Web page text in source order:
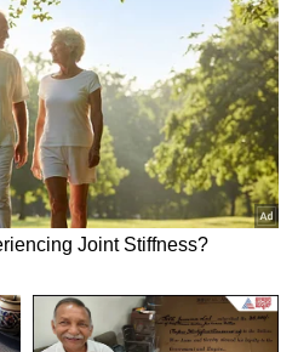
ಬಯಸುವ ಅಭ್ಯರ್ಥಿಗಳು
ಎಂಬುದು ಮುಖ್ಯವಲ್ಲ.
ಜ್ಞಾನ, ತಾಂತ್ರಿಕ ಸಾಮರ್ಥ್ಯ
ಎಂಬುದರ ಆಧಾರದ
ಪ್ರಕ್ರಿಯೆ ನಡೆಯಲಿದೆ.
ಮತ್ತು ತಾಂತ್ರಿಕ
ವಿಶೇಷವಾಗಿ ಫುಲ್-ಸ್ಟಾಕ್